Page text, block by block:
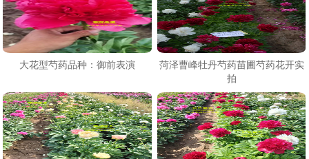
大花型芍药品种：御前表演
菏泽曹峰牡丹芍药苗圃芍药花开实
拍